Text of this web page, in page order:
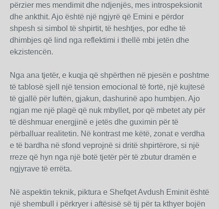
përzier mes mendimit dhe ndjenjës, mes introspeksionit
dhe ankthit. Ajo është një ngjyrë që Emini e përdor
shpesh si simbol të shpirtit, të heshtjes, por edhe të
dhimbjes që lind nga reflektimi i thellë mbi jetën dhe
ekzistencën.
Nga ana tjetër, e kuqja që shpërthen në pjesën e poshtme
të tablosë sjell një tension emocional të fortë, një kujtesë
të gjallë për luftën, gjakun, dashurinë apo humbjen. Ajo
ngjan me një plagë që nuk mbyllet, por që mbetet aty për
të dëshmuar energjinë e jetës dhe guximin për të
përballuar realitetin. Në kontrast me këtë, zonat e verdha
e të bardha në sfond veprojnë si dritë shpirtërore, si një
rreze që hyn nga një botë tjetër për të zbutur dramën e
ngjyrave të errëta.
Në aspektin teknik, piktura e Shefqet Avdush Eminit është
një shembull i përkryer i aftësisë së tij për ta kthyer bojën